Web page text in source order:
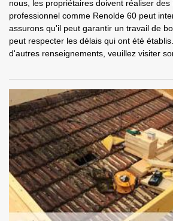
nous, les propriétaires doivent réaliser des
professionnel comme Renolde 60 peut
assurons qu'il peut garantir un travail de
peut respecter les délais qui ont été
d'autres renseignements, veuillez visiter